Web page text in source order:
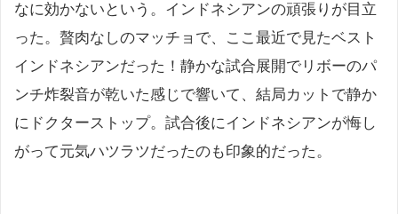
なに効かないという。インドネシアンの頑張りが目立
った。贅肉なしのマッチョで、ここ最近で見たベスト
インドネシアンだった！静かな試合展開でリボーのパ
ンチ炸裂音が乾いた感じで響いて、結局カットで静か
にドクターストップ。試合後にインドネシアンが悔し
がって元気ハツラツだったのも印象的だった。